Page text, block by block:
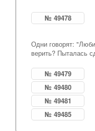
№ 49478
Одни говорят:
верить? Пыталась
№ 49479
№ 49480
№ 49481
№ 49485